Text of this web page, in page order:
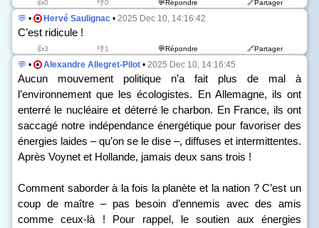
👍0 👎0 💬Répondre 🔗Partager
💬 • Hervé Saulignac • 2025 Dec 10, 14:16:42
C’est ridicule !
👍3 👎1 💬Répondre 🔗Partager
💬 • Alexandre Allegret-Pilot • 2025 Dec 10, 14:16:45
Aucun mouvement politique n’a fait plus de mal à
l’environnement que les écologistes. En Allemagne, ils ont
enterré le nucléaire et déterré le charbon. En France, ils ont
saccagé notre indépendance énergétique pour favoriser des
énergies laides – qu’on se le dise –, diffuses et intermittentes.
Après Voynet et Hollande, jamais deux sans trois !
Comment saborder à la fois la planète et la nation ? C’est un
coup de maître – pas besoin d’ennemis avec des amis
comme ceux-là ! Pour rappel, le soutien aux énergies